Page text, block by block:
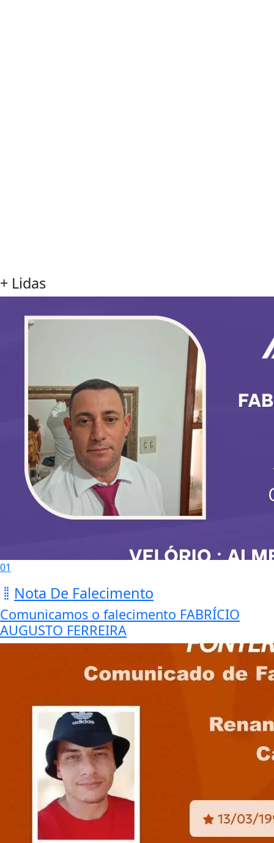
+ Lidas
01
Nota De Falecimento
Comunicamos o falecimento FABRÍCIO
AUGUSTO FERREIRA